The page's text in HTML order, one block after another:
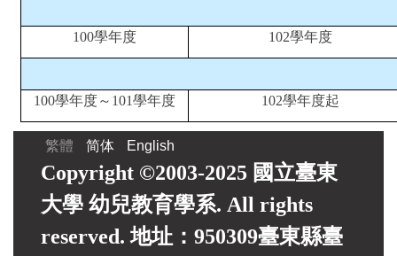
100學年度 102學年度
100學年度～101學年度 102學年度起
繁體 简体 English
Copyright ©2003-2025 國立臺東
大學 幼兒教育學系. All rights
reserved. 地址：950309臺東縣臺